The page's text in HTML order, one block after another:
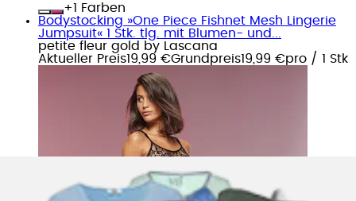
+
Farben
Bodystocking »One Piece Fishnet Mesh Lingerie
Jumpsuit« 1 Stk. tlg. mit Blumen- und...
petite fleur gold by Lascana
Aktueller Preis19,99 €Grundpreis19,99 €pro / 1 Stk